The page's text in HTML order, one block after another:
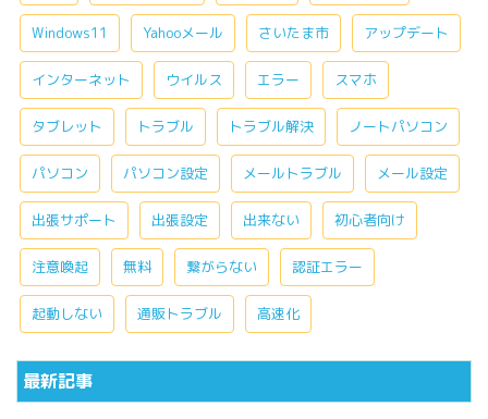
Windows11 Yahooメール さいたま市 アップデート
インターネット ウイルス エラー スマホ
タブレット トラブル トラブル解決 ノートパソコン
パソコン パソコン設定 メールトラブル メール設定
出張サポート 出張設定 出来ない 初心者向け
注意喚起 無料 繋がらない 認証エラー
起動しない 通販トラブル 高速化
最新記事